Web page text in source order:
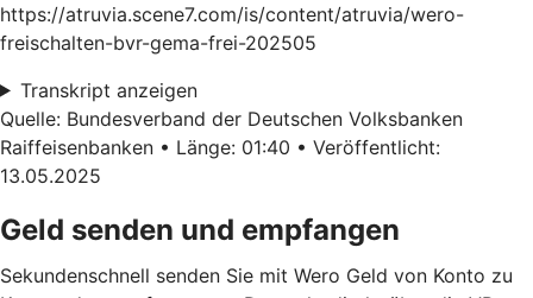
https://atruvia.scene7.com/is/content/atruvia/wero-
freischalten-bvr-gema-frei-202505
Transkript anzeigen
Quelle: Bundesverband der Deutschen Volksbanken
Raiffeisenbanken • Länge: 01:40 • Veröffentlicht:
13.05.2025
Geld senden und empfangen
Sekundenschnell senden Sie mit Wero Geld von Konto zu